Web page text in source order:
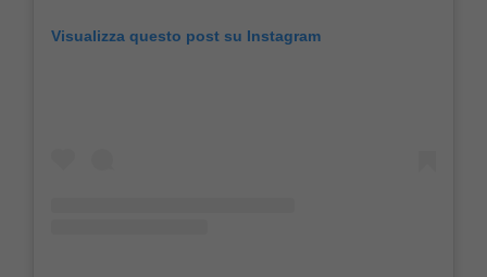
Visualizza questo post su Instagram